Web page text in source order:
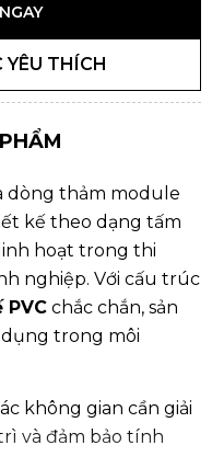
THÍCH
dòng thảm module
kế theo dạng tấm
hoạt trong thi
nghiệp. Với cấu trúc
PVC chắc chắn, sản
trong môi
không gian cần giải
và đảm bảo tính